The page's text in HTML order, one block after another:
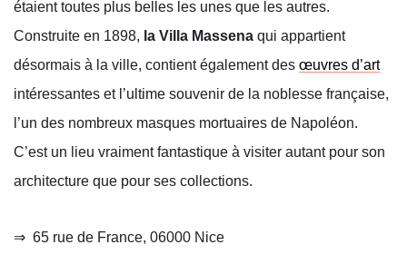
étaient toutes plus belles les unes que les autres.
Construite en 1898, la Villa Massena qui appartient
désormais à la ville, contient également des œuvres d’art
intéressantes et l’ultime souvenir de la noblesse française,
l’un des nombreux masques mortuaires de Napoléon.
C’est un lieu vraiment fantastique à visiter autant pour son
architecture que pour ses collections.
⇒ 65 rue de France, 06000 Nice